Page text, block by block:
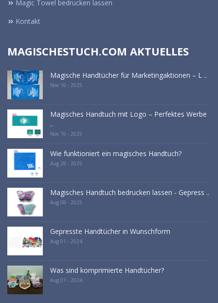
Magic Towel bedrucken lassen
Kontakt
MAGISCHESTUCH.COM AKTUELLES
Magische Handtücher für Marketingaktionen – L ..
Nov 16 - 2025
Magisches Handtuch mit Logo – Perfektes Werbe
..
Nov 16 - 2025
Wie funktioniert ein magisches Handtuch?
Aug 28 - 2025
Magisches Handtuch bedrucken lassen - Gepress ..
Aug 08 - 2025
Gepresste Handtücher in Wunschform
Aug 01 - 2024
Was sind komprimierte Handtücher?
Aug 01 - 2024